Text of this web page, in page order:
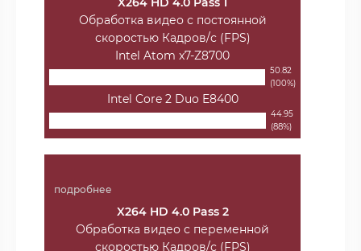
Обработка видео с постоянной
скоростью Кадров/с (FPS)
Intel Atom x7-Z8700
50.82
(100%)
Intel Core 2 Duo E8400
44.95
(88%)
подробнее
X264 HD 4.0 Pass 2
Обработка видео с переменной
скоростью Кадров/с (FPS)